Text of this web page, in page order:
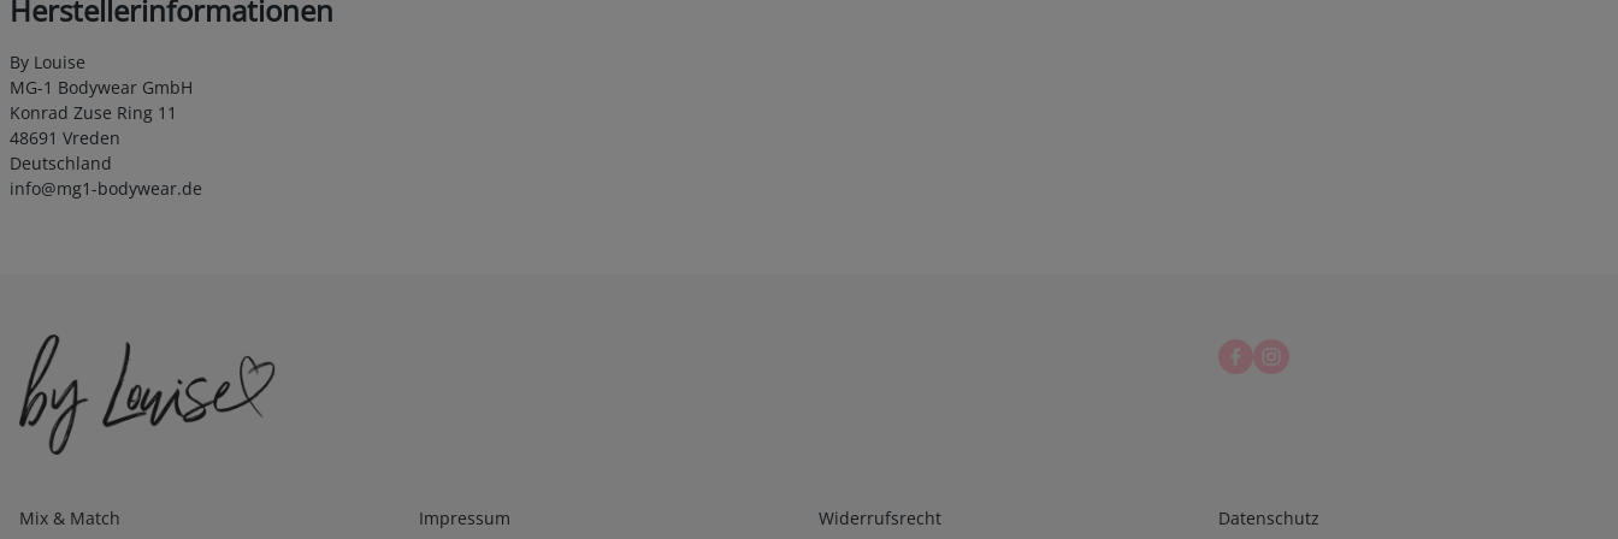
Herstellerinformationen
By Louise
MG-1 Bodywear GmbH
Konrad Zuse Ring 11
48691 Vreden
Deutschland
info@mg1-bodywear.de
Kategorien
Mix & Match
Infos 1
Impressum
Infos 2
Widerrufsrecht
Infos 3
Datenschutz